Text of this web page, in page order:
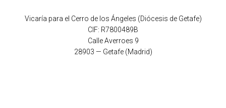
Vicaría para el Cerro de los Ángeles (Diócesis de Getafe)
CIF: R7800489B
Calle Averroes 9
28903 — Getafe (Madrid)